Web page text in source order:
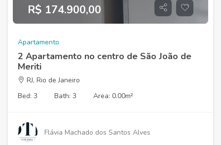
R$ 174.900,00
Apartamento
2 Apartamento no centro de São João de
Meriti
RJ, Rio de Janeiro
Bed: 3
Bath: 3 Area: 0.00m²
Flávia Machado dos Santos Alves